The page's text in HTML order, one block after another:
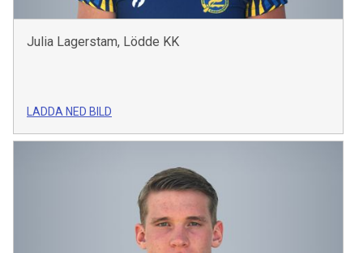
Julia Lagerstam, Lödde KK
LADDA NED BILD